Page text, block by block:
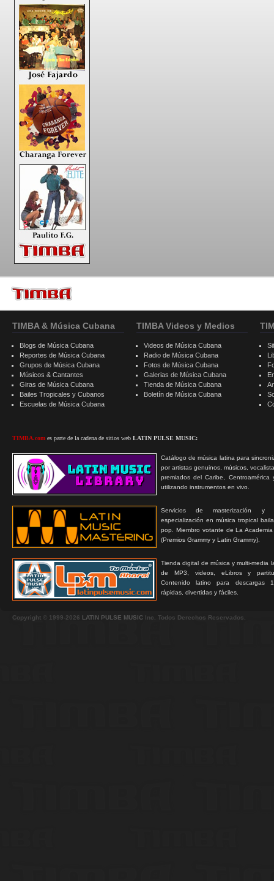
TIMBA & Música Cubana
Blogs de Música Cubana
Reportes de Música Cubana
Grupos de Música Cubana
Músicos & Cantantes
Giras de Música Cubana
Bailes Tropicales y Cubanos
Escuelas de Música Cubana
TIMBA.com es parte de la cadena de sitios web LATIN PULSE MUSIC:
Catálogo de música latina para
por artistas genuinos, músicos,
premiados del Caribe, Centroamérica
utilizando instrumentos en vivo.
Servicios de masterización y
especialización en música tropical
pop. Miembro votante de La
(Premios Grammy y Latin Grammy).
Tienda digital de música y multi-media
de MP3, videos, eLibros y
Contenido latino para descargas
rápidas, divertidas y fáciles.
TIMBA Videos y Medios
Videos de Música Cubana
Radio de Música Cubana
Fotos de Música Cubana
Galerias de Música Cubana
Tienda de Música Cubana
Boletín de Música Cubana
Copyright © 1999-2026 LATIN PULSE MUSIC Inc. Todos Derechos Reservados.